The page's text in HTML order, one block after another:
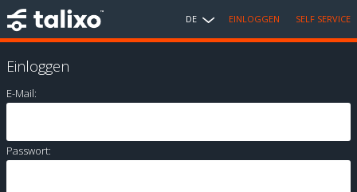
DE EINLOGGEN SELF SERVICE
Einloggen
E-Mail:
Passwort: